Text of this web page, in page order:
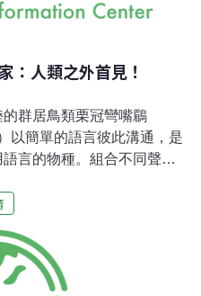
：人類之外首見！
群居鳥類栗冠彎嘴鶥
以簡單的語言彼此溝通，是
言的物種。組合不同聲音
不同聲音，組合成有意義
具有不同意義，但在此之
將不同的聲音組合成訊息
大學學者Simon